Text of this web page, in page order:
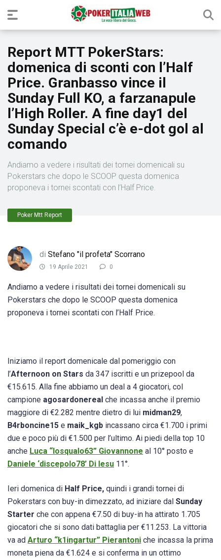
Report MTT PokerStars:
domenica di sconti con l’Half
Price. Granbasso vince il
Sunday Full KO, a farzanapule
l’High Roller. A fine day1 del
Sunday Special c’è e-dot gol al
comando
Andiamo a vedere i risultati dei tornei domenicali su
Pokerstars che dopo le SCOOP questa domenica
proponeva i tornei scontati con l’Half Price.
Poker Mtt Report
di Stefano "il profeta" Scorrano
19 Aprile 2021 0
Andiamo a vedere i risultati dei tornei domenicali su
Pokerstars che dopo le SCOOP questa domenica
proponeva i tornei scontati con l’Half Price.
Iniziamo il report domenicale dal pomeriggio con
l’Afternoon on Stars da 347 iscritti e un prizepool da
€15.615. Alla fine abbiamo un deal a 4 giocatori, col
campione agosardonereal che incassa anche il premio
maggiore di €2.282 mentre dietro di lui midman29,
B4rboncine15 e maik_kgb incassano circa €1.700 i primi
due e poco più di €1.500 per l’ultimo. Ai piedi della top 10
anche Luca “losqualo63” Giovannone al 10° posto e
Daniele ‘discepolo78’ Di Iesu 11°.
Ieri domenica di Half Price, quindi i grandi tornei di
Pokerstars con buy-in dimezzato, ad iniziare dal Sunday
Starter che con appena €7.50 di buy-in ha attirato 1.705
giocatori che si sono dati battaglia per €11.253. La vittoria
va ad Arturo “k1ingartur” Pierantoni che incassa la prima
moneta piena da €1.624 e si conferma in un ottimo